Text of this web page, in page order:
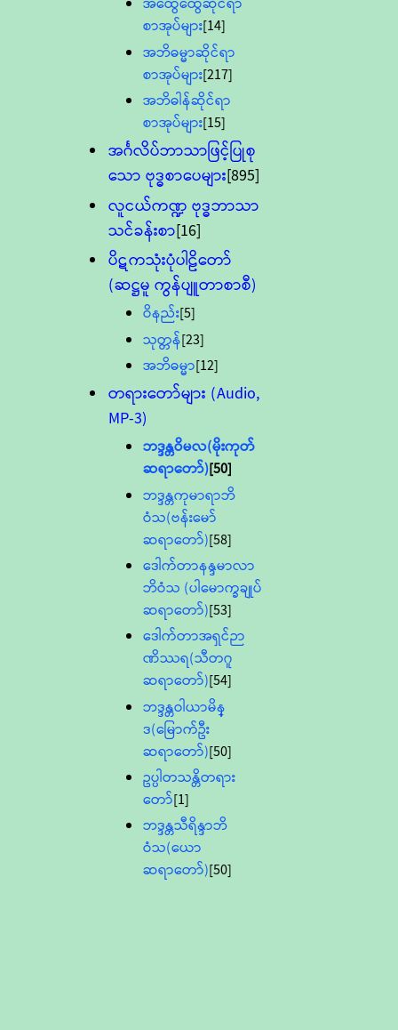
စာအုပ်များ[14]
အဘိဓမ္မာဆိုင်ရာ
စာအုပ်များ[217]
အဘိဓါန်ဆိုင်ရာ
စာအုပ်များ[15]
အင်္ဂလိပ်ဘာသာဖြင့်ပြုစု
သော ဗုဒ္ဓစာပေများ[895]
လူငယ်ကဏ္ဍ ဗုဒ္ဓဘာသာ
သင်ခန်းစာ[16]
ပိဋကသုံးပုံပါဠိတော်
(ဆဋ္ဌမူ ကွန်ပျူတာစာစီ)
ဝိနည်း[5]
သုတ္တန်[23]
အဘိဓမ္မာ[12]
တရားတော်များ (Audio,
MP-3)
ဘဒ္ဒန္တဝိမလ(မိုးကုတ်
ဆရာတော်)[50]
ဘဒ္ဒန္တကုမာရာဘိ
ဝံသ(ဗန်းမော်
ဆရာတော်)[58]
ဒေါက်တာနန္ဒမာလာ
ဘိဝံသ (ပါမောက္ခချုပ်
ဆရာတော်)[53]
ဒေါက်တာအရှင်ဉာ
ဏိဿရ(သီတဂူ
ဆရာတော်)[54]
ဘဒ္ဒန္တဝါယာမိန္
ဒ(မြောက်ဦး
ဆရာတော်)[50]
ဥပ္ပါတသန္တိတရား
တော်[1]
ဘဒ္ဒန္တသီရိန္ဒာဘိ
ဝံသ(ယော
ဆရာတော်)[50]